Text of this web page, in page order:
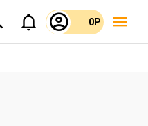
0P